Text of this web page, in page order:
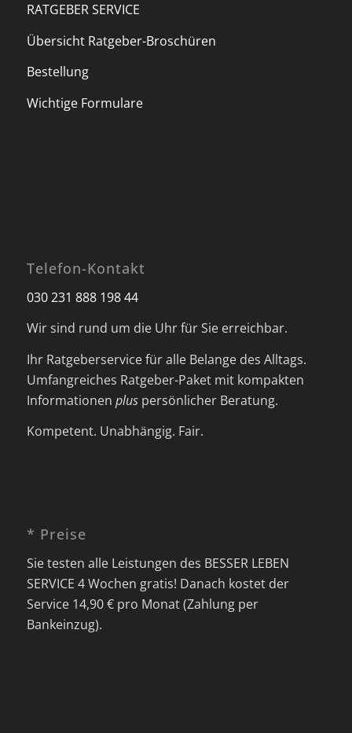
RATGEBER SERVICE
Übersicht Ratgeber-Broschüren
Bestellung
Wichtige Formulare
Telefon-Kontakt
030 231 888 198 44
Wir sind rund um die Uhr für Sie erreichbar.
Ihr Ratgeberservice für alle Belange des Alltags.
Umfangreiches Ratgeber-Paket mit kompakten
Informationen pluspersönlicher Beratung.
Kompetent. Unabhängig. Fair.
* Preise
Sie testen alle Leistungen des BESSER LEBEN
SERVICE 4 Wochen gratis! Danach kostet der
Service 14,90 € pro Monat (Zahlung per
Bankeinzug).